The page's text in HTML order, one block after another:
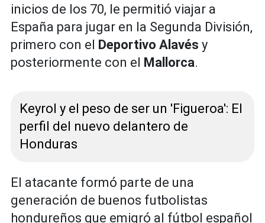
inicios de los 70, le permitió viajar a
España para jugar en la Segunda División,
primero con el
Deportivo Alavés y
posteriormente con el
Mallorca.
Keyrol y el peso de ser un 'Figueroa': El
perfil del nuevo delantero de
Honduras
El atacante formó parte de una
generación de buenos futbolistas
hondureños que emigró al fútbol español